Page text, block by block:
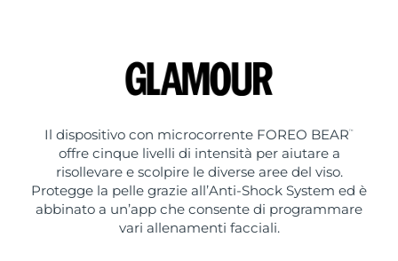
Il dispositivo con microcorrente FOREO BEAR ™
offre cinque livelli di intensità per aiutare a
risollevare e scolpire le diverse aree del viso.
Protegge la pelle grazie all’Anti-Shock System ed è
abbinato a un’app che consente di programmare
vari allenamenti facciali.